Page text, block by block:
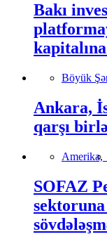
Bakı
Böyük
Ankara,
qarşı
Amerika,
SOFAZ